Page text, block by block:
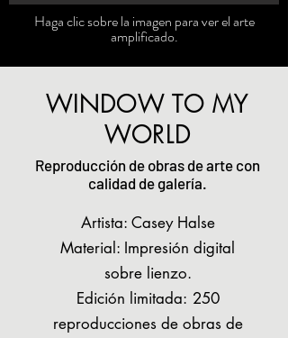
Haga clic sobre la imagen para ver el arte
amplificado.
WINDOW TO MY
WORLD
Reproducción de obras de arte con
calidad de galería.
Artista: Casey Halse
Material: Impresión digital
sobre lienzo.
Edición limitada: 250
reproducciones de obras de